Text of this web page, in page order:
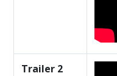
Trailer 2